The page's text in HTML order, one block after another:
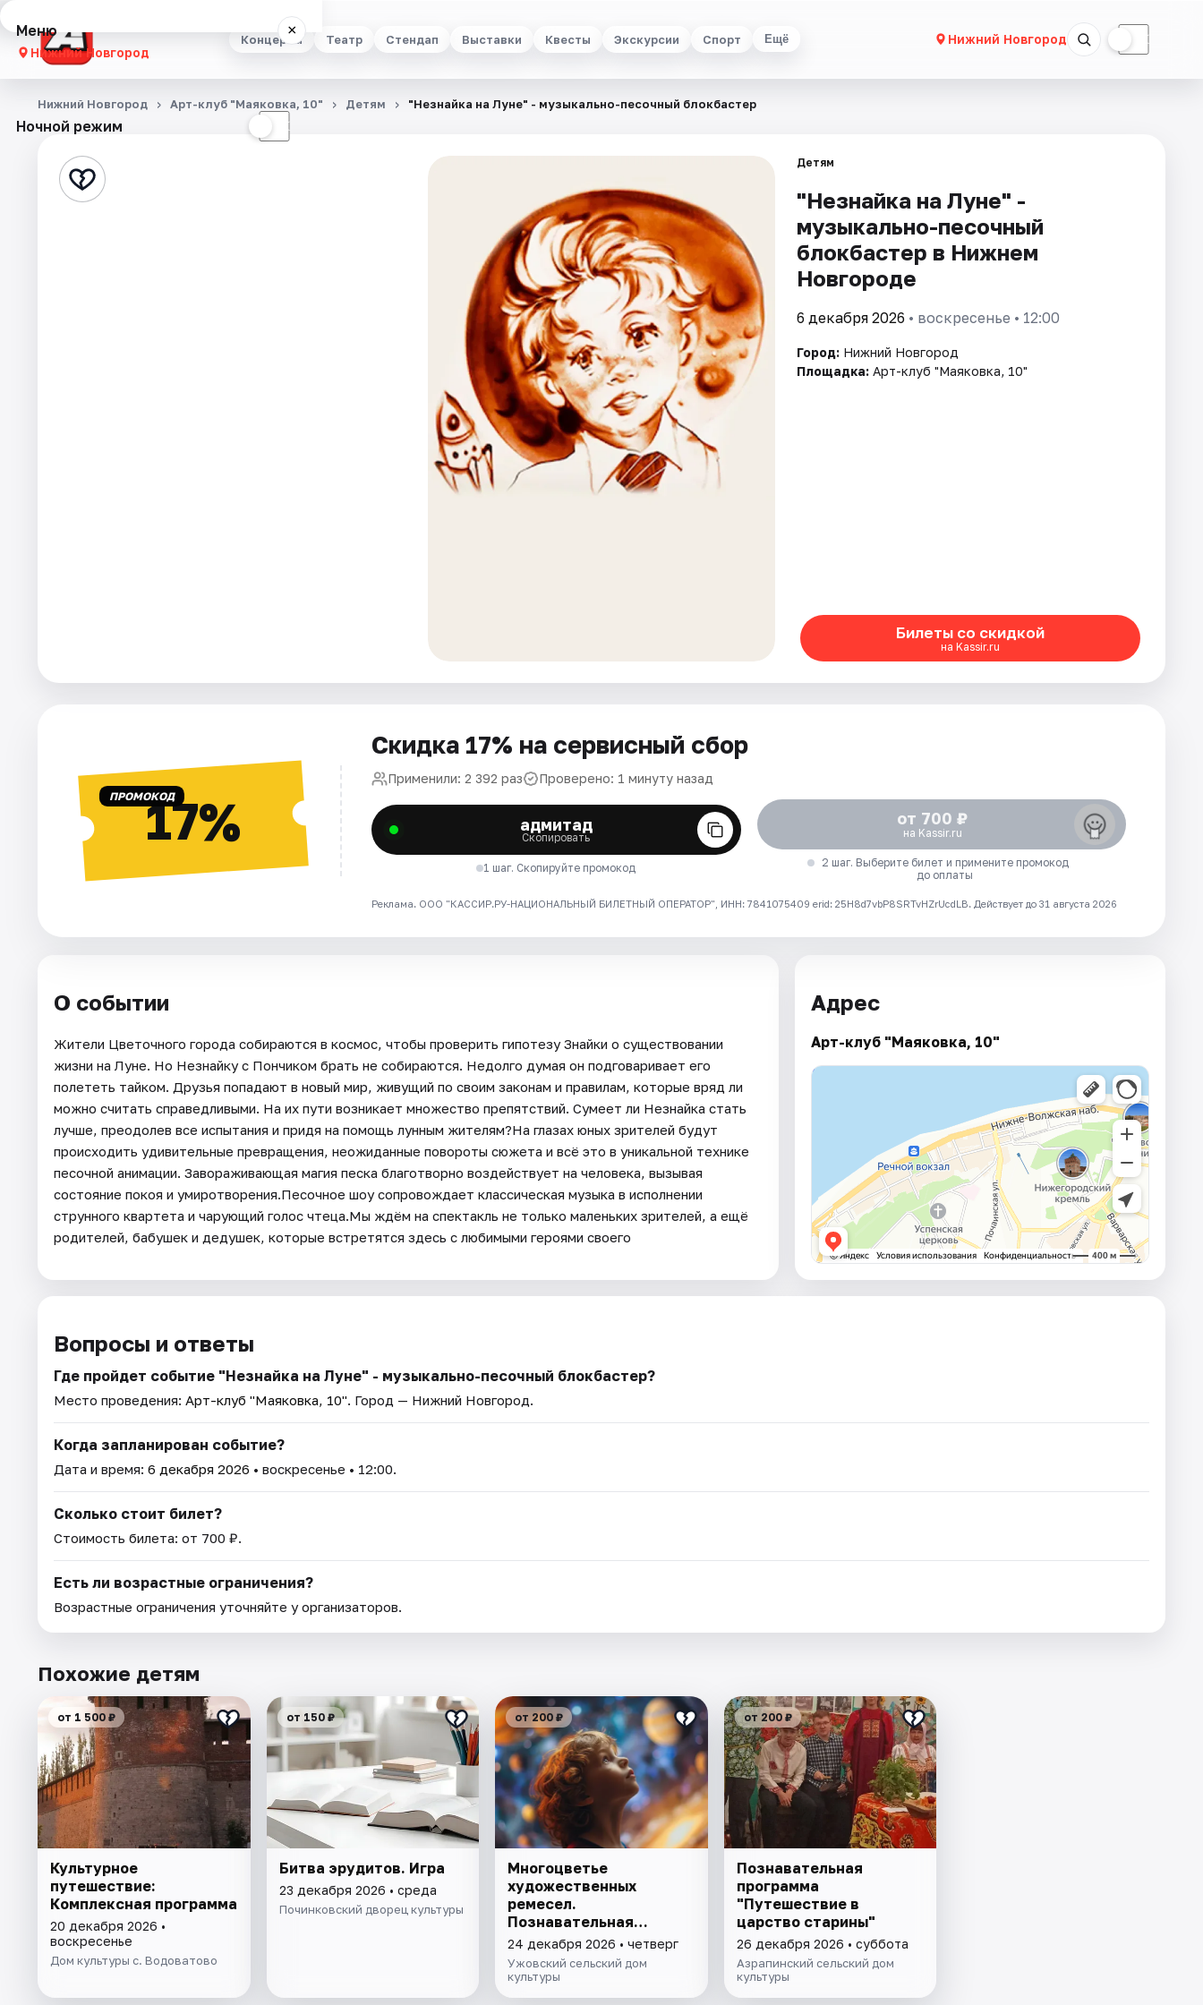
Концерты Театр Стендап Выставки Квесты Экскурсии Спорт Ещё Нижний Новгород ☾
Меню ×
Нижний Новгород
Концерты
Стендап
Ночной режим ☾
Нижний Новгород Арт-клуб "Маяковка, 10" Детям "Незнайка на Луне" - музыкально-песочный блокбастер
Детям
"Незнайка на Луне" -
музыкально-песочный
блокбастер в Нижнем
Новгороде
6 декабря 2026 • воскресенье • 12:00
Город: Нижний Новгород
Площадка: Арт-клуб "Маяковка, 10"
Билеты со скидкой
на Kassir.ru
ПРОМОКОД17%
Скидка 17% на сервисный сбор
Применили: 2 392 раз Проверено: 1 минуту назад
адмитад
Скопировать
1 шаг. Скопируйте промокод
от 700 ₽
на Kassir.ru
2 шаг. Выберите билет и примените промокод
до оплаты
Реклама. ООО "КАССИР.РУ-НАЦИОНАЛЬНЫЙ БИЛЕТНЫЙ ОПЕРАТОР", ИНН: 7841075409 erid: 25H8d7vbP8SRTvHZrUcdLB. Действует до 31 августа 2026
О событии
Жители Цветочного города собираются в космос, чтобы проверить гипотезу Знайки о существовании
жизни на Луне. Но Незнайку с Пончиком брать не собираются. Недолго думая он подговаривает его
полететь тайком. Друзья попадают в новый мир, живущий по своим законам и правилам, которые вряд ли
можно считать справедливыми. На их пути возникает множество препятствий. Сумеет ли Незнайка стать
лучше, преодолев все испытания и придя на помощь лунным жителям?На глазах юных зрителей будут
происходить удивительные превращения, неожиданные повороты сюжета и всё это в уникальной технике
песочной анимации. Завораживающая магия песка благотворно воздействует на человека, вызывая
состояние покоя и умиротворения.Песочное шоу сопровождает классическая музыка в исполнении
струнного квартета и чарующий голос чтеца.Мы ждём на спектакль не только маленьких зрителей, а ещё
родителей, бабушек и дедушек, которые встретятся здесь с любимыми героями своего
Адрес
Арт-клуб "Маяковка, 10"
Вопросы и ответы
Где пройдет событие "Незнайка на Луне" - музыкально-песочный блокбастер?
Место проведения: Арт-клуб "Маяковка, 10". Город — Нижний Новгород.
Когда запланирован событие?
Дата и время: 6 декабря 2026 • воскресенье • 12:00.
Сколько стоит билет?
Стоимость билета: от 700 ₽.
Есть ли возрастные ограничения?
Возрастные ограничения уточняйте у организаторов.
Похожие детям
от 1 500 ₽
Культурное
путешествие:
Комплексная программа
20 декабря 2026 •
воскресенье
Дом культуры с. Водоватово
от 150 ₽
Битва эрудитов. Игра
23 декабря 2026 • среда
Починковский дворец культуры
от 200 ₽
Многоцветье
художественных
ремесел.
Познавательная
программа
24 декабря 2026 • четверг
Ужовский сельский дом
культуры
от 200 ₽
Познавательная
программа
"Путешествие в
царство старины"
26 декабря 2026 • суббота
Азрапинский сельский дом
культуры